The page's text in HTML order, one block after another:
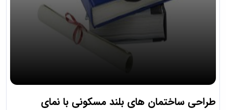
طراحی ساختمان های بلند مسکونی با نمای